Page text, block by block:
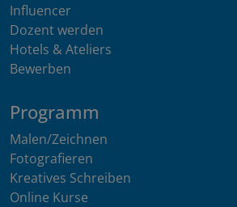
Influencer
Dozent werden
Hotels & Ateliers
Bewerben
Programm
Malen/Zeichnen
Fotografieren
Kreatives Schreiben
Online Kurse